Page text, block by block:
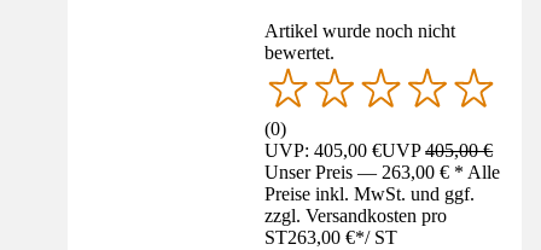
Artikel wurde noch nicht
bewertet.
(0)
UVP: 405,00 €UVP405,00 €
Unser Preis — 263,00 € * Alle
Preise inkl. MwSt. und ggf.
zzgl. Versandkosten pro
ST263,00 €*/ ST